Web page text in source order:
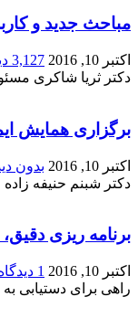
مباحث جدید و
اکتبر 10, 2016
3,127 دیدگاه
دکتر ثریا شاکری
برگزاری همایش
اکتبر 10, 2016
بدون
دکتر شبنم حنیفه
برنامه ریزی
اکتبر 10, 2016
1 دیدگاه
راهی برای دستیابی